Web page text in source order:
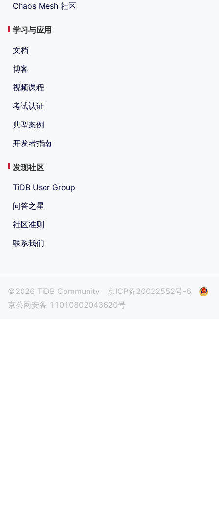
Chaos Mesh 社区
学习与应用
文档
博客
视频课程
考试认证
典型案例
开发者指南
发现社区
TiDB User Group
问答之星
社区准则
联系我们
©2026 TiDB Community
京ICP备20022552号-6
京公网安备 11010802043620号